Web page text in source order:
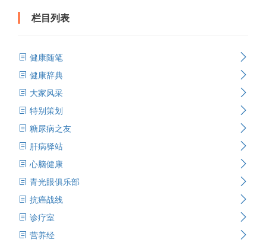
栏目列表
健康随笔
健康辞典
大家风采
特别策划
糖尿病之友
肝病驿站
心脑健康
青光眼俱乐部
抗癌战线
诊疗室
营养经